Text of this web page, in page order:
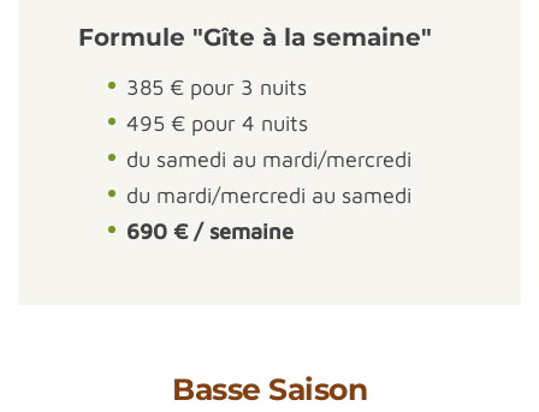
Formule "Gîte à la semaine"
385 € pour 3 nuits
495 € pour 4 nuits
du samedi au mardi/mercredi
du mardi/mercredi au samedi
690 € / semaine
Basse Saison